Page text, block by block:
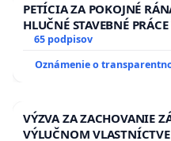
PETÍCIA ZA POKOJNÉ
HLUČNÉ STAVEBNÉ
13.00 HOD., CEZ
HOD. A PRAVIDELNÁ
ĎUMBIERSKEJ/MAGU
65 podpisov
Oznámenie o
VÝZVA ZA ZACHOVANIE
VÝLUČNOM